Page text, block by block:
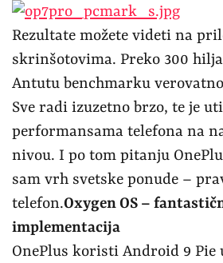
Rezultate možete videti na
skrinšotovima. Preko 300
Antutu benchmarku
Sve radi izuzetno brzo, te je
performansama telefona na
nivou. I po tom pitanju
sam vrh svetske ponude –
telefon.Oxygen OS –
implementacija
OnePlus koristi Android 9 Pie